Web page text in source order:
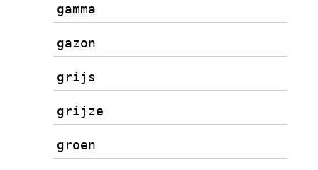
gamma
gazon
grijs
grijze
groen